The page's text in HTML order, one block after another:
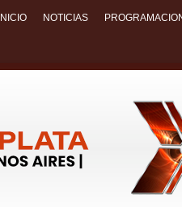
INICIO NOTICIAS